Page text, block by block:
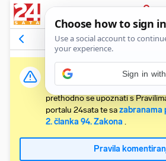
PRIJAVA
Komentari28
Važna obavijest:
Svaki korisnik koji želi
prethodno se upoznati s
portalu 24sata te sazabranama
2. članka 94. Zakona .
Pravila
Sign in